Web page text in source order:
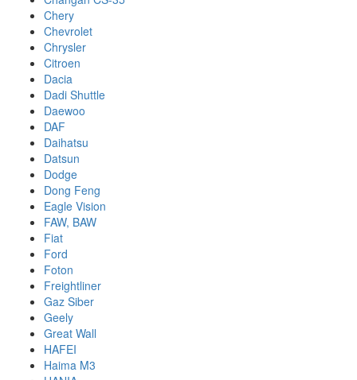
Chery
Chevrolet
Chrysler
Citroen
Dacia
Dadi Shuttle
Daewoo
DAF
Daihatsu
Datsun
Dodge
Dong Feng
Eagle Vision
FAW, BAW
Fiat
Ford
Foton
Freightliner
Gaz Siber
Geely
Great Wall
HAFEI
Haima M3